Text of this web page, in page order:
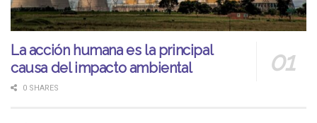
La acción humana es la principal
causa del impacto ambiental
0 SHARES